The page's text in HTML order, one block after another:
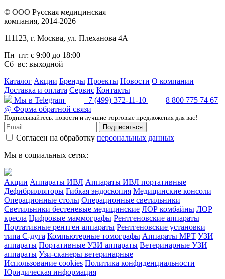
© ООО Русская медицинская
компания, 2014-2026
111123, г. Москва, ул. Плеханова 4А
Пн–пт: с 9:00 до 18:00
Сб–вс: выходной
Каталог Акции Бренды Проекты Новости О компании
Доставка и оплата Сервис Контакты
Мы в Telegram
+7 (499) 372-11-10
8 800 775 74 67
@ Форма обратной связи
Подписывайтесь: новости и лучшие торговые предложения для вас!
Подписаться
Согласен на обработку персональных данных
Мы в социальных сетях:
Акции Аппараты ИВЛ Аппараты ИВЛ портативные
Дефибрилляторы Гибкая эндоскопия Медицинские консоли
Операционные столы Операционные светильники
Светильники бестеневые медицинские ЛОР комбайны ЛОР
кресла Цифровые маммографы Рентгеновские аппараты
Портативные рентген аппараты Рентгеновские установки
типа С-дуга Компьютерные томографы Аппараты МРТ УЗИ
аппараты Портативные УЗИ аппараты Ветеринарные УЗИ
аппараты Узи-сканеры ветеринарные
Использование cookies Политика конфиденциальности
Юридическая информация